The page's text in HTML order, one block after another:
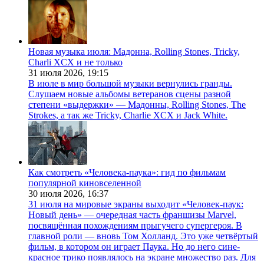
Новая музыка июля: Мадонна, Rolling Stones, Tricky,
Charli XCX и не только
31 июля 2026, 19:15
В июле в мир большой музыки вернулись гранды.
Слушаем новые альбомы ветеранов сцены разной
степени «выдержки» — Мадонны, Rolling Stones, The
Strokes, а так же Tricky, Charlie XCX и Jack White.
Как смотреть «Человека-паука»: гид по фильмам
популярной киновселенной
30 июля 2026, 16:37
31 июля на мировые экраны выходит «Человек-паук:
Новый день» — очередная часть франшизы Marvel,
посвящённая похождениям прыгучего супергероя. В
главной роли — вновь Том Холланд. Это уже четвёртый
фильм, в котором он играет Паука. Но до него сине-
красное трико появлялось на экране множество раз. Для